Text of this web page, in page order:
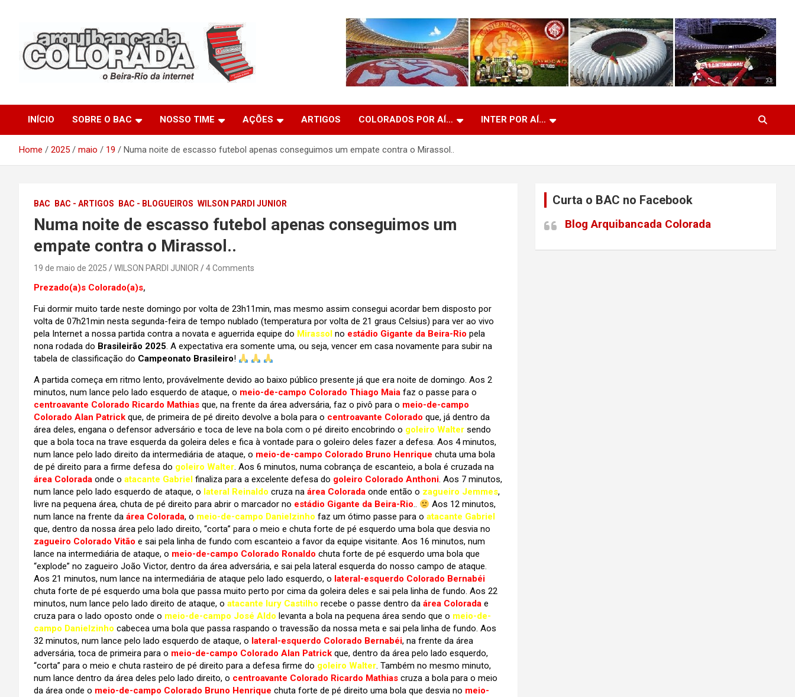
Arquibancada Colorada
INÍCIO SOBRE O BAC NOSSO TIME AÇÕES ARTIGOS COLORADOS POR AÍ… INTER POR AÍ…
Home 2025 maio 19 Numa noite de escasso futebol apenas conseguimos um empate contra o Mirassol..
BAC BAC - ARTIGOS BAC - BLOGUEIROS WILSON PARDI JUNIOR
Numa noite de escasso futebol apenas conseguimos um
empate contra o Mirassol..
19 de maio de 2025 WILSON PARDI JUNIOR 4 Comments
Prezado(a)s Colorado(a)s,
Fui dormir muito tarde neste domingo por volta de 23h11min, mas mesmo assim consegui acordar bem disposto por
volta de 07h21min nesta segunda-feira de tempo nublado (temperatura por volta de 21 graus Celsius) para ver ao vivo
pela Internet a nossa partida contra a novata e aguerrida equipe do Mirassol no estádio Gigante da Beira-Rio pela
nona rodada do Brasileirão 2025. A expectativa era somente uma, ou seja, vencer em casa novamente para subir na
tabela de classificação do Campeonato Brasileiro!
A partida começa em ritmo lento, provávelmente devido ao baixo público presente já que era noite de domingo. Aos 2
minutos, num lance pelo lado esquerdo de ataque, o meio-de-campo Colorado Thiago Maia faz o passe para o
centroavante Colorado Ricardo Mathias que, na frente da área adversária, faz o pivô para o meio-de-campo
Colorado Alan Patrick que, de primeira de pé direito devolve a bola para o centroavante Colorado que, já dentro da
área deles, engana o defensor adversário e toca de leve na bola com o pé direito encobrindo o goleiro Walter sendo
que a bola toca na trave esquerda da goleira deles e fica à vontade para o goleiro deles fazer a defesa. Aos 4 minutos,
num lance pelo lado direito da intermediária de ataque, o meio-de-campo Colorado Bruno Henrique chuta uma bola
de pé direito para a firme defesa do goleiro Walter. Aos 6 minutos, numa cobrança de escanteio, a bola é cruzada na
área Colorada onde o atacante Gabriel finaliza para a excelente defesa do goleiro Colorado Anthoni. Aos 7 minutos,
num lance pelo lado esquerdo de ataque, o lateral Reinaldo cruza na área Colorada onde então o zagueiro Jemmes,
livre na pequena área, chuta de pé direito para abrir o marcador no estádio Gigante da Beira-Rio..
Aos 12 minutos,
num lance na frente da área Colorada, o meio-de-campo Danielzinho faz um ótimo passe para o atacante Gabriel
que, dentro da nossa área pelo lado direito, “corta” para o meio e chuta forte de pé esquerdo uma bola que desvia no
zagueiro Colorado Vitão e sai pela linha de fundo com escanteio a favor da equipe visitante. Aos 16 minutos, num
lance na intermediária de ataque, o meio-de-campo Colorado Ronaldo chuta forte de pé esquerdo uma bola que
“explode” no zagueiro João Victor, dentro da área adversária, e sai pela lateral esquerda do nosso campo de ataque.
Aos 21 minutos, num lance na intermediária de ataque pelo lado esquerdo, o lateral-esquerdo Colorado Bernabéi
chuta forte de pé esquerdo uma bola que passa muito perto por cima da goleira deles e sai pela linha de fundo. Aos 22
minutos, num lance pelo lado direito de ataque, o atacante Iury Castilho recebe o passe dentro da área Colorada e
cruza para o lado oposto onde o meio-de-campo José Aldo levanta a bola na pequena área sendo que o meio-de-
campo Danielzinho cabecea uma bola que passa raspando o travessão da nossa meta e sai pela linha de fundo. Aos
32 minutos, num lance pelo lado esquerdo de ataque, o lateral-esquerdo Colorado Bernabéi, na frente da área
adversária, toca de primeira para o meio-de-campo Colorado Alan Patrick que, dentro da área pelo lado esquerdo,
“corta” para o meio e chuta rasteiro de pé direito para a defesa firme do goleiro Walter. Também no mesmo minuto,
num lance dentro da área deles pelo lado direito, o centroavante Colorado Ricardo Mathias cruza a bola para o meio
da área onde o meio-de-campo Colorado Bruno Henrique chuta forte de pé direito uma bola que desvia no meio-
Curta o BAC no Facebook
Blog Arquibancada Colorada